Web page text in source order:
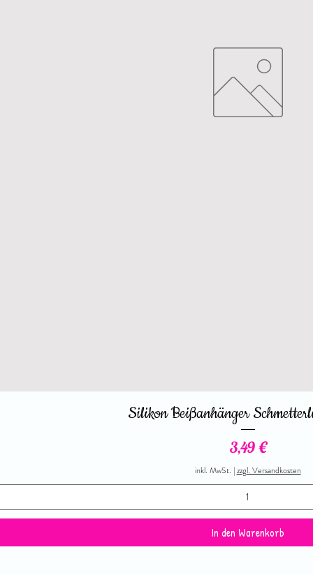
Silikon Beißanhänger
Preis
3,49 €
inkl. MwSt. |zzgl. Versandkosten
In den Warenkorb